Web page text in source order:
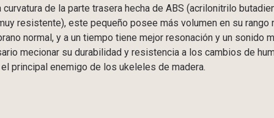
curvatura de la parte trasera hecha de ABS (acrilonitrilo
resistente), este pequeño posee más volumen en su rango
normal, y a un tiempo tiene mejor resonación y un sonido
mecionar su durabilidad y resistencia a los cambios de
el principal enemigo de los ukeleles de madera.